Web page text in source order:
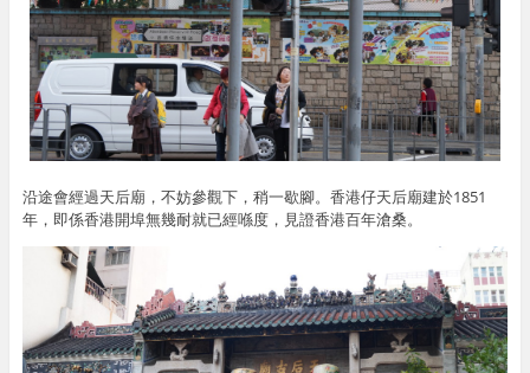
沿途會經過天后廟，不妨參觀下，稍一歇腳。香港仔天后廟建於1851
年，即係香港開埠無幾耐就已經喺度，見證香港百年滄桑。